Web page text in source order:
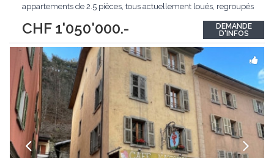
CHF 1'050'000.-
appartements de 2.5 pièces, tous actuellement loués, regroupés
bénéficient d’une configuration fonctionnelle et sont situés à
proximité...
DEMANDE
D'INFOS